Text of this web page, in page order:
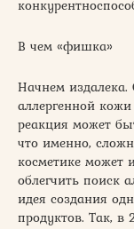
В чем «фишка»
Начнем издалека.
аллергенной
реакция может
что именно,
косметике может
облегчить поиск
идея создания
продуктов. Так, в